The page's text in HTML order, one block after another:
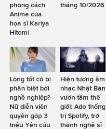
phong cách
Anime của
họa sĩ Kariya
Hitomi
tháng 10/2026
Lòng tốt có bị
phân biệt bởi
nghề nghiệp?
Nữ diễn viên
quyên góp 3
triệu Yên cứu
Hiện tượng âm
nhạc Nhật Bản
vươn tầm thế
giới: Ado thống
trị Spotify, trở
thành nghệ sĩ